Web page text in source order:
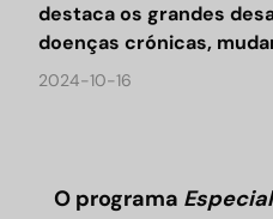
destaca os grandes
doenças crónicas,
2024-10-16
O programa